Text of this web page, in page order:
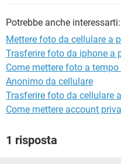
Potrebbe anche interessarti:
Mettere foto da cellulare a
Trasferire foto da iphone a
Come mettere foto a
Anonimo da cellulare
Trasferire foto da cellulare
Come mettere account
1 risposta